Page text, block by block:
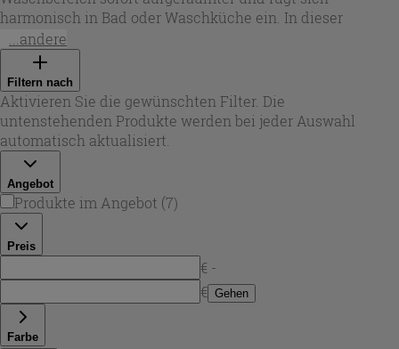
harmonisch in Bad oder Waschküche ein. In dieser
Auswahl finden Sie niedrige und hohe Schranklösungen,
die die Maschine elegant einrahmen und zugleich
praktische Ablageflächen schaffen. Je nach Modell sind
Varianten für den reinen Innenbereich oder auch für
anspruchsvollere Umgebungen geeignet – ideal, wenn
Design und Alltagstauglichkeit gleichermaßen zählen.
Entdecken Sie passende
optimal zu nutzen und den Raum optisch zu strukturieren.
...andere
Filtern nach
Aktivieren Sie die gewünschten Filter. Die
untenstehenden Produkte werden bei jeder Auswahl
automatisch aktualisiert.
Angebot
Produkte im Angebot (7)
Preis
€ -
€ Gehen
Farbe